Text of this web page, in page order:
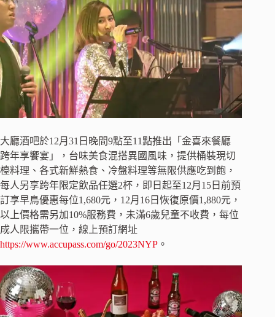
大廳酒吧於12月31日晚間9點至11點推出「金喜來餐廳
跨年享饗宴」，台味美食混搭異國風味，提供桶裝現切
檯料理、各式新鮮熱食、冷盤料理等無限供應吃到飽，
每人另享跨年限定飲品任選2杯，即日起至12月15日前預
訂享早鳥優惠每位1,680元，12月16日恢復原價1,880元，
以上價格需另加10%服務費，未滿6歲兒童不收費，每位
成人限攜帶一位，線上預訂網址
https://www.accupass.com/go/2023NYP 。